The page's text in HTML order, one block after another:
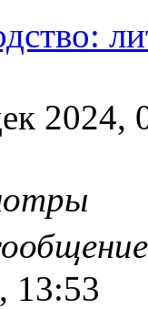
2024,
13:53